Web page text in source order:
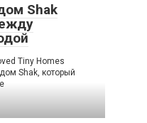
Shak
Tiny Homes
Shak, который